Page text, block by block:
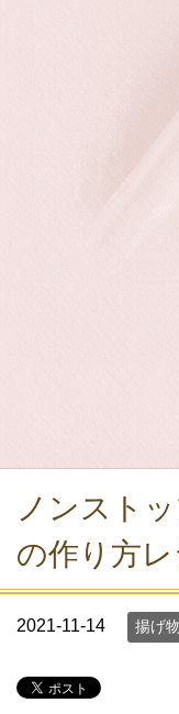
ノンスト
の作り方
2021-11-14 揚げ物